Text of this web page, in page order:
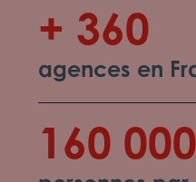
+ 360
agences en
160 000